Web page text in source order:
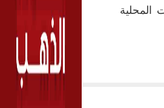
المحلية